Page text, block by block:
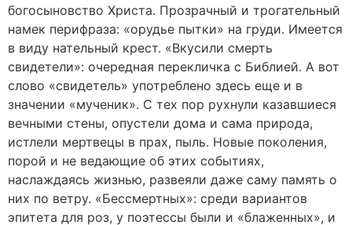
богосыновство Христа. Прозрачный и трогательный
намек перифраза: «орудье пытки» на груди. Имеется
в виду нательный крест. «Вкусили смерть
свидетели»: очередная перекличка с Библией. А вот
слово «свидетель» употреблено здесь еще и в
значении «мученик». С тех пор рухнули казавшиеся
вечными стены, опустели дома и сама природа,
истлели мертвецы в прах, пыль. Новые поколения,
порой и не ведающие об этих событиях,
наслаждаясь жизнью, развеяли даже саму память о
них по ветру. «Бессмертных»: среди вариантов
эпитета для роз, у поэтессы были и «блаженных», и